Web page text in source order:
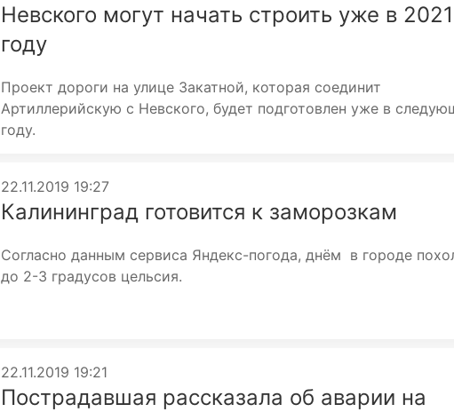
Невского могут начать строить уже в 2021
году
Проект дороги на улице Закатной, которая соединит
Артиллерийскую с Невского, будет подготовлен уже в
году.
22.11.2019 19:27
Калининград готовится к заморозкам
Согласно данным сервиса Яндекс-погода, днём в городе
до 2-3 градусов цельсия.
22.11.2019 19:21
Пострадавшая рассказала об аварии на